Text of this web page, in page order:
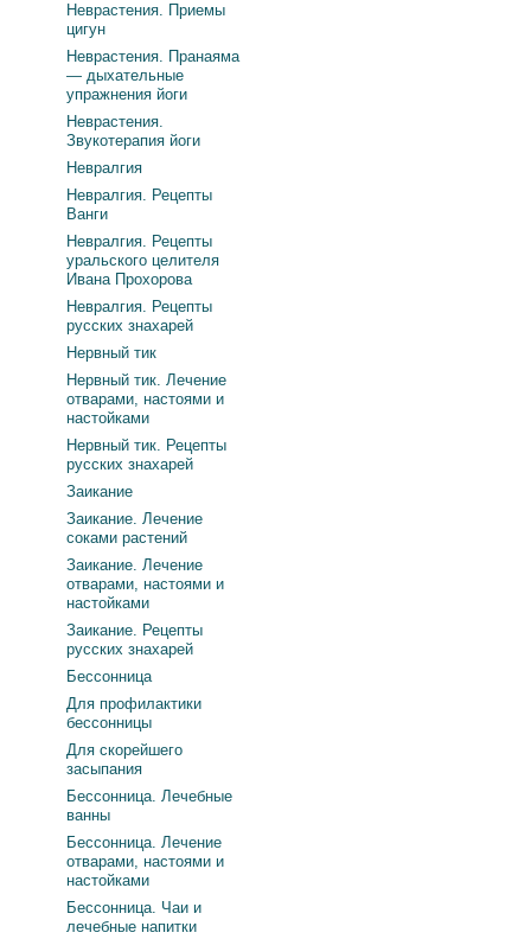
Неврастения. Приемы
цигун
Неврастения. Пранаяма
— дыхательные
упражнения йоги
Неврастения.
Звукотерапия йоги
Невралгия
Невралгия. Рецепты
Ванги
Невралгия. Рецепты
уральского целителя
Ивана Прохорова
Невралгия. Рецепты
русских знахарей
Нервный тик
Нервный тик. Лечение
отварами, настоями и
настойками
Нервный тик. Рецепты
русских знахарей
Заикание
Заикание. Лечение
соками растений
Заикание. Лечение
отварами, настоями и
настойками
Заикание. Рецепты
русских знахарей
Бессонница
Для профилактики
бессонницы
Для скорейшего
засыпания
Бессонница. Лечебные
ванны
Бессонница. Лечение
отварами, настоями и
настойками
Бессонница. Чаи и
лечебные напитки